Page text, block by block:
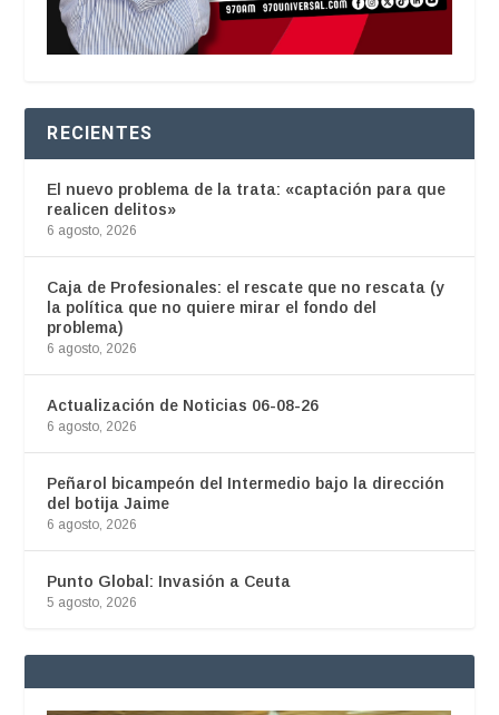
RECIENTES
El nuevo problema de la trata: «captación para que
realicen delitos»
6 agosto, 2026
Caja de Profesionales: el rescate que no rescata (y
la política que no quiere mirar el fondo del
problema)
6 agosto, 2026
Actualización de Noticias 06-08-26
6 agosto, 2026
Peñarol bicampeón del Intermedio bajo la dirección
del botija Jaime
6 agosto, 2026
Punto Global: Invasión a Ceuta
5 agosto, 2026